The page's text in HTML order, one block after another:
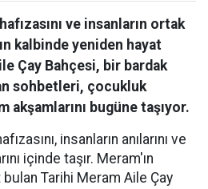
ve insanların ortak
kalbinde yeniden hayat
Çay Bahçesi, bir bardak
sohbetleri, çocukluk
akşamlarını bugüne taşıyor.
insanların anılarını ve
içinde taşır. Meram'ın
Tarihi Meram Aile Çay